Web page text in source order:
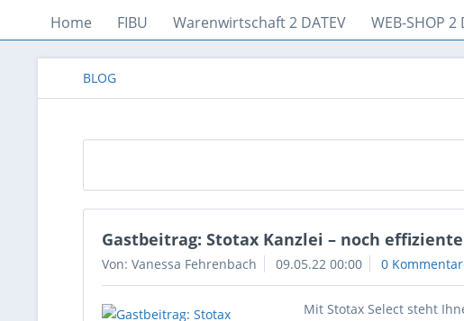
Home FIBU Warenwirtschaft 2 DATEV WEB-SHOP 2
BLOG
Gastbeitrag: Stotax Kanzlei – noch
Von: Vanessa Fehrenbach 09.05.22 00:00 0
Mit Stotax Select steht